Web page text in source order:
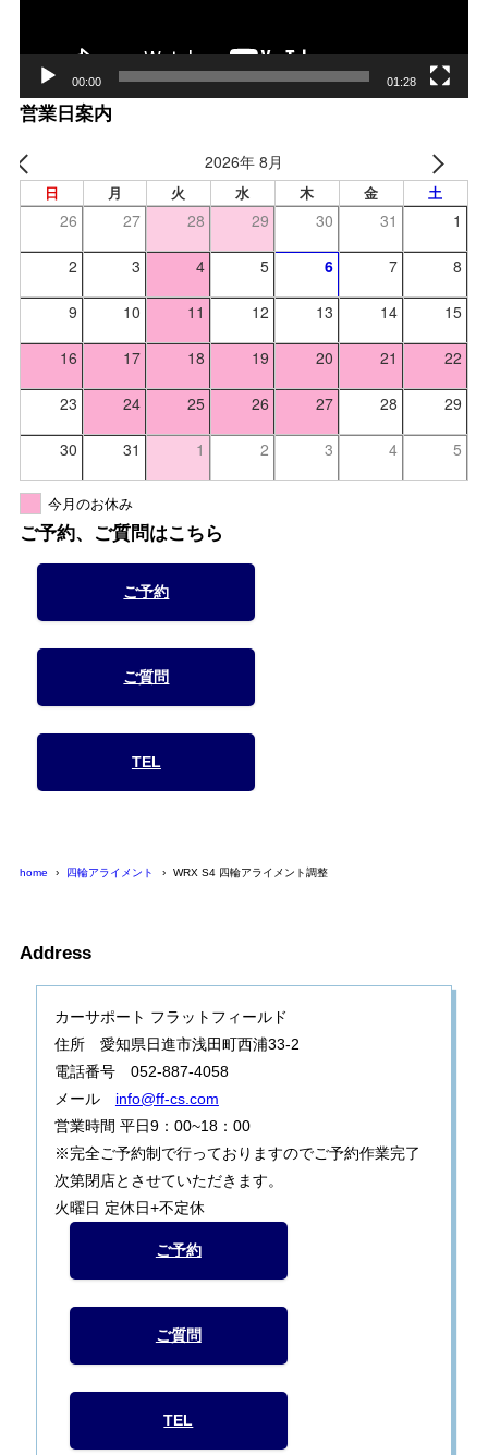
00:00 01:28
営業日案内
2026年 8月
日 月 火 水 木 金 土
26 27 28 29 30 31 1
2 3 4 5 6 7 8
9 10 11 12 13 14 15
16 17 18 19 20 21 22
23 24 25 26 27 28 29
30 31 1 2 3 4 5
今月のお休み
ご予約、ご質問はこちら
ご予約
ご質問
TEL
home 四輪アライメント WRX S4 四輪アライメント調整
Address
カーサポート フラットフィールド
住所 愛知県日進市浅田町西浦33-2
電話番号 052-887-4058
メール info@ff-cs.com
営業時間 平日9：00~18：00
※完全ご予約制で行っておりますのでご予約作業完了
次第閉店とさせていただきます。
火曜日 定休日+不定休
ご予約
ご質問
TEL